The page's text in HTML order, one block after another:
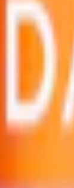
One Vit